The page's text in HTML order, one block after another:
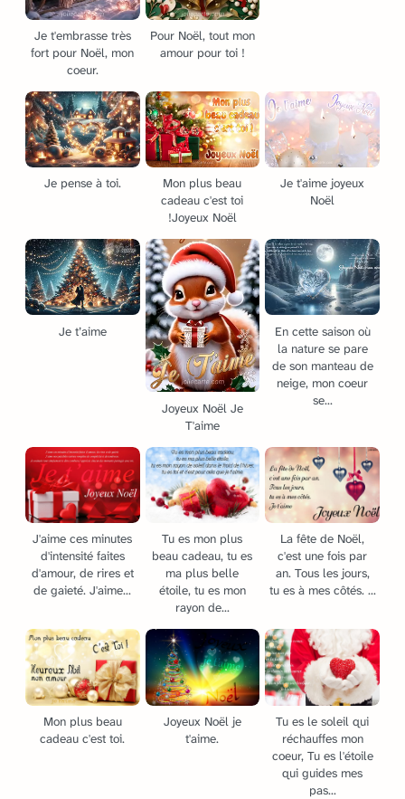
Je t'embrasse très
fort pour Noël, mon
coeur.
Pour Noël, tout mon
amour pour toi !
Je pense à toi.
Mon plus beau
cadeau c'est toi
!Joyeux Noël
Je t'aime joyeux
Noël
Je t’aime
Joyeux Noël Je
T'aime
En cette saison où
la nature se pare
de son manteau de
neige, mon coeur
se...
J'aime ces minutes
d'intensité faites
d'amour, de rires et
de gaieté. J'aime...
Tu es mon plus
beau cadeau, tu es
ma plus belle
étoile, tu es mon
rayon de...
La fête de Noël,
c'est une fois par
an. Tous les jours,
tu es à mes côtés. ...
Mon plus beau
cadeau c'est toi.
Joyeux Noël je
t'aime.
Tu es le soleil qui
réchauffes mon
coeur, Tu es l'étoile
qui guides mes
pas...